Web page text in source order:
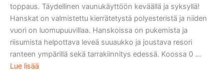
toppaus. Täydellinen vaunukäyttöön keväällä ja syksyllä!
Hanskat on valmistettu kierrätetystä polyesteristä ja niiden
vuori on luomupuuvillaa. Hanskoissa on pukemista ja
riisumista helpottava leveä suuaukko ja joustava resori
ranteen ympärillä sekä tarrakiinnitys edessä. Koossa 0 ...
Lue lisää